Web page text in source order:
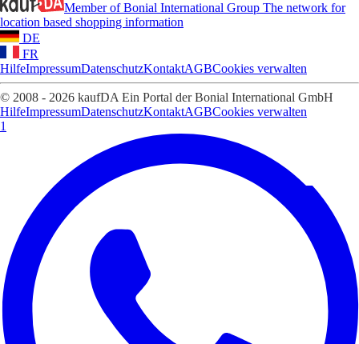
Member of Bonial International Group The network for
location based shopping information
DE
FR
HilfeImpressumDatenschutzKontaktAGBCookies verwalten
© 2008 - 2026 kaufDA Ein Portal der Bonial International GmbH
HilfeImpressumDatenschutzKontaktAGBCookies verwalten
1